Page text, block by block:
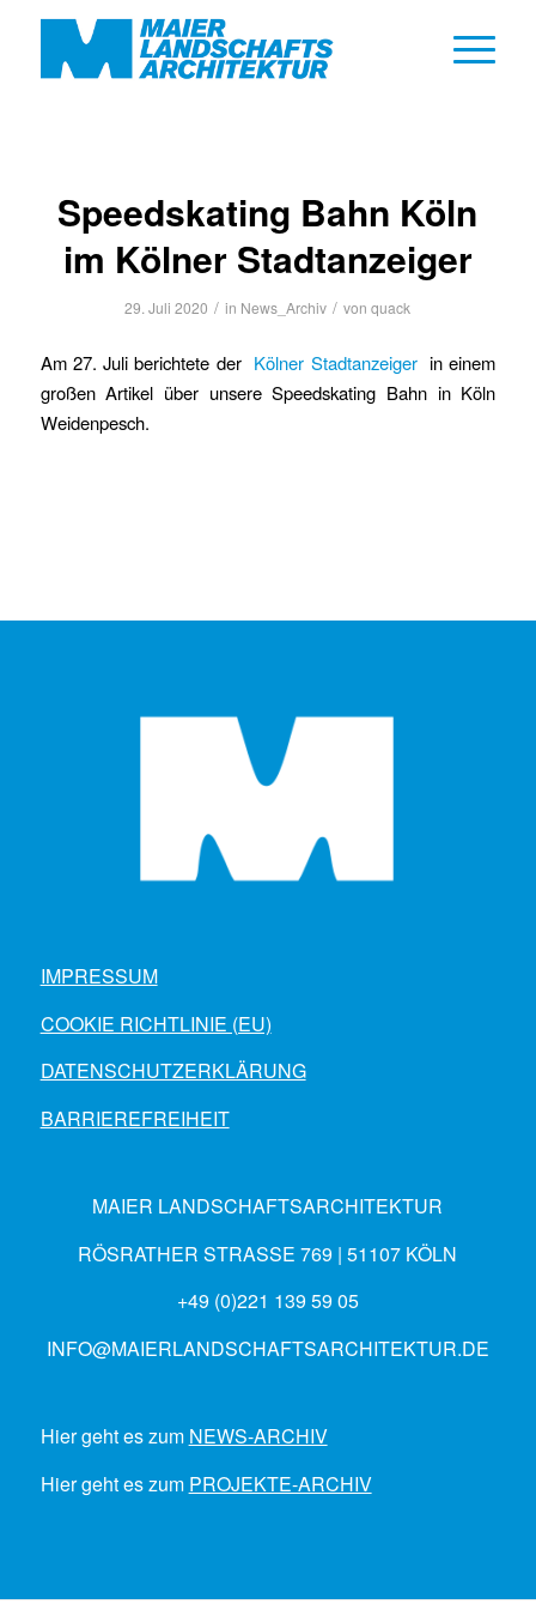
Speedskating Bahn Köln
im Kölner Stadtanzeiger
29. Juli 2020 / in News_Archiv / vonquack
Am 27. Juli berichtete der Kölner Stadtanzeigerin einem
großen Artikel über unsere Speedskating Bahn in Köln
Weidenpesch.
IMPRESSUM
COOKIE RICHTLINIE (EU)
DATENSCHUTZERKLÄRUNG
BARRIEREFREIHEIT
MAIER LANDSCHAFTSARCHITEKTUR
RÖSRATHER STRASSE 769 | 51107 KÖLN
+49 (0)221 139 59 05
INFO@MAIERLANDSCHAFTSARCHITEKTUR.DE
Hier geht es zum NEWS-ARCHIV
Hier geht es zum PROJEKTE-ARCHIV